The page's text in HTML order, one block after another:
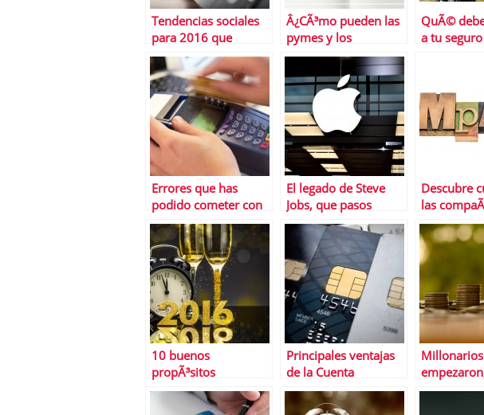
Tendencias sociales
para 2016 que
deberÃ­as conocer
Â¿CÃ³mo pueden las
pymes y los
autÃ³nomos lograr
financiaciÃ³n?
QuÃ©
a tu
Errores que has
podido cometer con
tu tarjeta de crÃ©dito
este verano
El legado de Steve
Jobs, que pasos
seguir y cuÃ¡les no
Descubre
las
mÃ¡s
y las
10 buenos
propÃ³sitos
financieros para
2016
Principales ventajas
de la Cuenta
ExpansiÃ³n de Banco
Sabadell
pobres